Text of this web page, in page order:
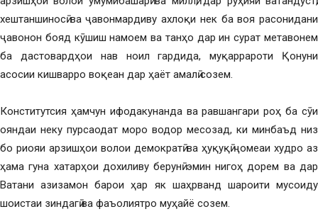
хештаншиносӣ ва ҷавонмардиву ахлоқи нек ба воя расонидани
ҷавонон бояд кӯшиш намоем ва танҳо дар ин сурат метавонем
ба дастовардҳои нав ноил гардида, муқаррароти Қонуни
асосии кишварро воқеан дар ҳаёт амалӣ созем.
Конститутсия ҳамчун ифодакунанда ва равшангари роҳ ба сӯи
ояндаи неку пурсаодат моро водор месозад, ки минбаъд низ
бо риояи арзишҳои волои демократӣ ва ҳуқуқӣ ҷомеаи худро аз
ҳама гуна хатарҳои дохиливу берунӣ эмин нигоҳ дорем ва дар
Ватани азизамон барои ҳар як шаҳрванд шароити мусоиду
шоистаи зиндагӣ ва фаъолиятро муҳайё созем.